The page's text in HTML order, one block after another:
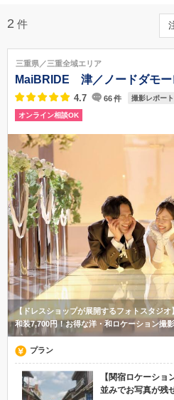
2 件
三重県／三重全域エリア
MaiBRIDE 津／ノードダモ
4.7 66件 撮影レポー
オンライン相談OK
【ドレスショップが展開するフォトスタジ
和装7,700円！お得な洋・和ロケーション撮
プラン
【関宿ロケーシ
並みでお写真が残